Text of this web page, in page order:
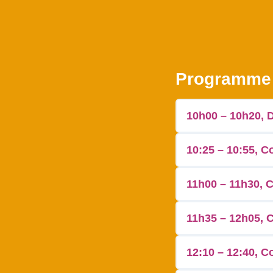
10h00 – 10h20,
10:25 – 10:55,
11h00 – 11h30,
11h35 – 12h05,
12:10 – 12:40,